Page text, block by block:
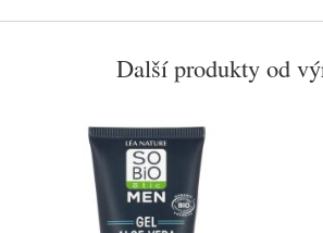
Další produkty od